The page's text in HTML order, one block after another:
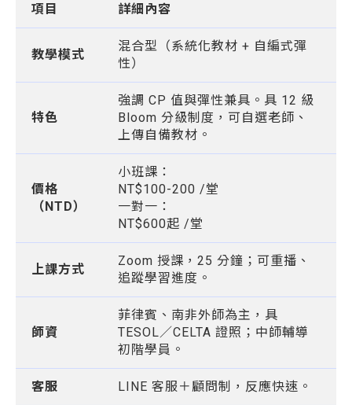
項目 詳細內容
教學模式
混合型（系統化教材 + 自編式彈
性）
特色
強調 CP 值與彈性兼具。具 12 級
Bloom 分級制度，可自選老師、
上傳自備教材。
價格
（NTD）
小班課：
NT$100-200 /堂
一對一：
NT$600起 /堂
上課方式
Zoom 授課，25 分鐘；可重播、
追蹤學習進度。
師資
菲律賓、南非外師為主，具
TESOL／CELTA 證照；中師輔導
初階學員。
客服 LINE 客服＋顧問制，反應快速。